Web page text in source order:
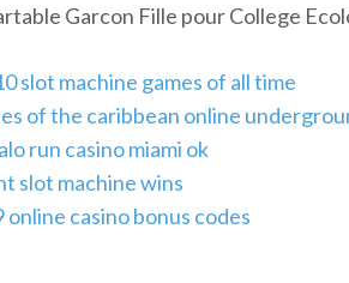
Garcon Fille pour College
slot machine games of all time
of the caribbean online
run casino miami ok
slot machine wins
online casino bonus codes